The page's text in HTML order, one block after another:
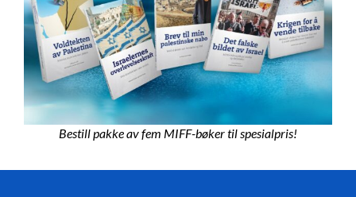
Bestill pakke av fem MIFF-bøker til spesialpris!